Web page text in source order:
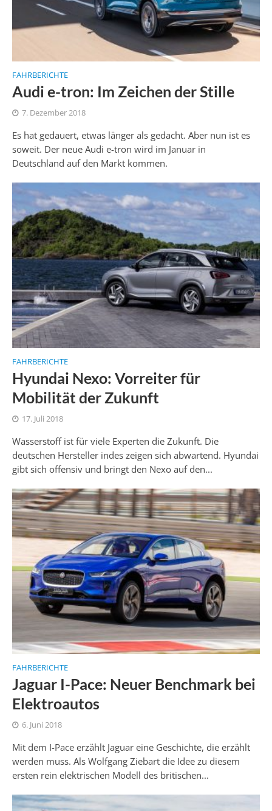
FAHRBERICHTE
Audi e-tron: Im Zeichen der Stille
7. Dezember 2018
Es hat gedauert, etwas länger als gedacht. Aber nun ist es
soweit. Der neue Audi e-tron wird im Januar in
Deutschland auf den Markt kommen.
FAHRBERICHTE
Hyundai Nexo: Vorreiter für
Mobilität der Zukunft
17. Juli 2018
Wasserstoff ist für viele Experten die Zukunft. Die
deutschen Hersteller indes zeigen sich abwartend. Hyundai
gibt sich offensiv und bringt den Nexo auf den...
FAHRBERICHTE
Jaguar I-Pace: Neuer Benchmark bei
Elektroautos
6. Juni 2018
Mit dem I-Pace erzählt Jaguar eine Geschichte, die erzählt
werden muss. Als Wolfgang Ziebart die Idee zu diesem
ersten rein elektrischen Modell des britischen...